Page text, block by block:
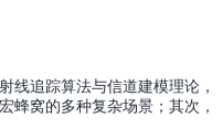
线追踪算法与信道建模理论，
蜂窝的多种复杂场景；其次，